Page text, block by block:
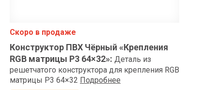
Скоро в продаже
Конструктор ПВХ Чёрный «Крепления
RGB матрицы P3 64×32»: Деталь из
решетчатого конструктора для крепления RGB
матрицы P3 64×32 Подробнее